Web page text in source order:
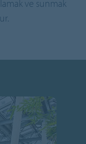
ve sunmak